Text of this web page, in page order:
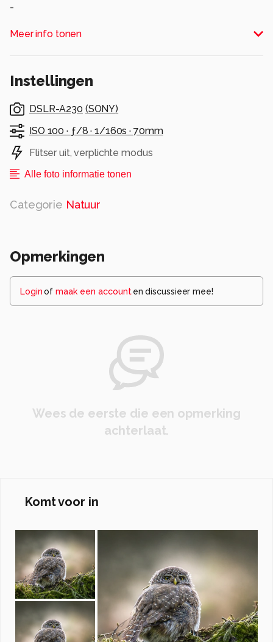
-
Alle rechten voorbehouden
Meer info tonen
Instellingen
DSLR-A230 (SONY)
ISO 100 · ƒ/8 ·1/160s ·70mm
Flitser uit, verplichte modus
Alle foto informatie tonen
Categorie Natuur
Opmerkingen
Loginof maak een account en discussieer mee!
Wees de eerste die een opmerking
achterlaat.
Komt voor in